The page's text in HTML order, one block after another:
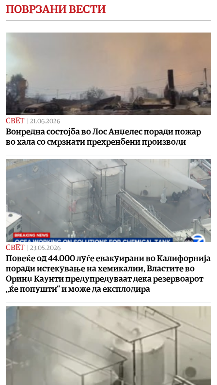
ПОВРЗАНИ ВЕСТИ
СВЕТ | 21.06.2026
Вонредна состојба во Лос Анџелес поради пожар
во хала со смрзнати прехренбени производи
СВЕТ | 23.05.2026
Повеќе од 44.000 луѓе евакуирани во Калифорнија
поради истекување на хемикалии, Властите во
Оринџ Каунти предупредуваат дека резервоарот
„ќе попушти“ и може да експлодира